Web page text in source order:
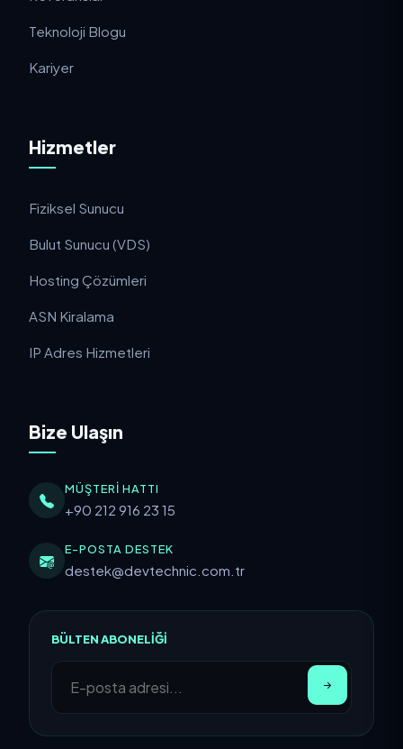
Teknoloji Blogu
Kariyer
Hizmetler
Fiziksel Sunucu
Bulut Sunucu (VDS)
Hosting Çözümleri
ASN Kiralama
IP Adres Hizmetleri
Bize Ulaşın
MÜŞTERI HATTI
+90 212 916 23 15
E-POSTA DESTEK
destek@devtechnic.com.tr
BÜLTEN ABONELIĞI